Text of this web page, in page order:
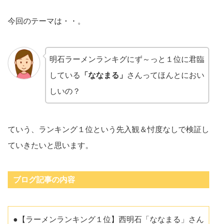
今回のテーマは・・。
明石ラーメンランキグにず～っと１位に君臨
している 「ななまる」
さんってほんとにおい
しいの？
ていう、ランキング１位という先入観＆忖度なしで検証し
ていきたいと思います。
ブログ記事の内容
●【ラーメンランキング１位】西明石「ななまる」さん